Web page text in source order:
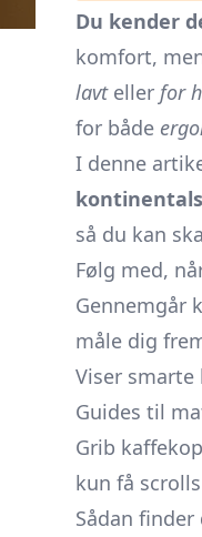
Du kender
komfort,
lavteller for
for både
I denne
så du kan
Følg med,
Gennemgår
måle dig
Viser
Guides til
Grib
kun få
Sådan